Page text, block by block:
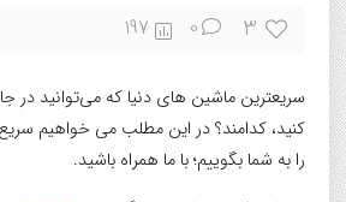
3
0
197
سریعترین ماشین های دنیا که می‌توانید در
کنید، کدامند؟ در این مطلب می خواهیم
را به شما بگوییم؛ با ما همراه باشید.